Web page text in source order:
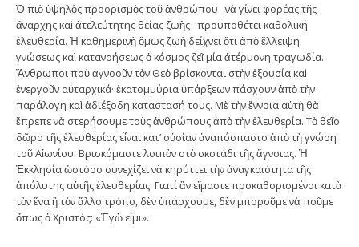
Ὁ πιὸ ὑψηλὸς προορισμὸς τοῦ ἀνθρώπου –νὰ γίνει φορέας τῆς
ἄναρχης καὶ ἀτελεύτητης θείας ζωῆς– προϋποθέτει καθολική
ἐλευθερία. Ἡ καθημερινὴ ὅμως ζωὴ δείχνει ὅτι ἀπὸ ἔλλειψη
γνώσεως καὶ κατανοήσεως ὁ κόσμος ζεῖ μία ἀτέρμονη τραγωδία.
Ἄνθρωποι ποὺ ἀγνοοῦν τὸν Θεὸ βρίσκονται στὴν ἐξουσία καὶ
ἐνεργοῦν αὐταρχικά· ἑκατομμύρια ὑπάρξεων πάσχουν ἀπὸ τὴν
παράλογη καὶ ἀδιέξοδη καταστασή τους. Μὲ τὴν ἔννοια αὐτὴ θὰ
ἔπρεπε νὰ στερήσουμε τοὺς ἀνθρώπους ἀπὸ τὴν ἐλευθερία. Τὸ θεῖο
δῶρο τῆς ἐλευθερίας εἶναι κατ’ οὐσίαν ἀναπόσπαστο ἀπὸ τὴ γνώση
τοῦ Αἰωνίου. Βρισκόμαστε λοιπὸν στὸ σκοτάδι τῆς ἄγνοιας. Ἡ
Ἐκκλησία ὡστόσο συνεχίζει νὰ κηρύττει τὴν ἀναγκαιότητα τῆς
ἀπόλυτης αὐτῆς ἐλευθερίας. Γιατί ἂν εἴμαστε προκαθορισμένοι κατὰ
τὸν ἕνα ἢ τὸν ἄλλο τρόπο, δὲν ὑπάρχουμε, δὲν μποροῦμε νὰ ποῦμε
ὅπως ὁ Χριστός: «Ἐγὼ εἰμι».